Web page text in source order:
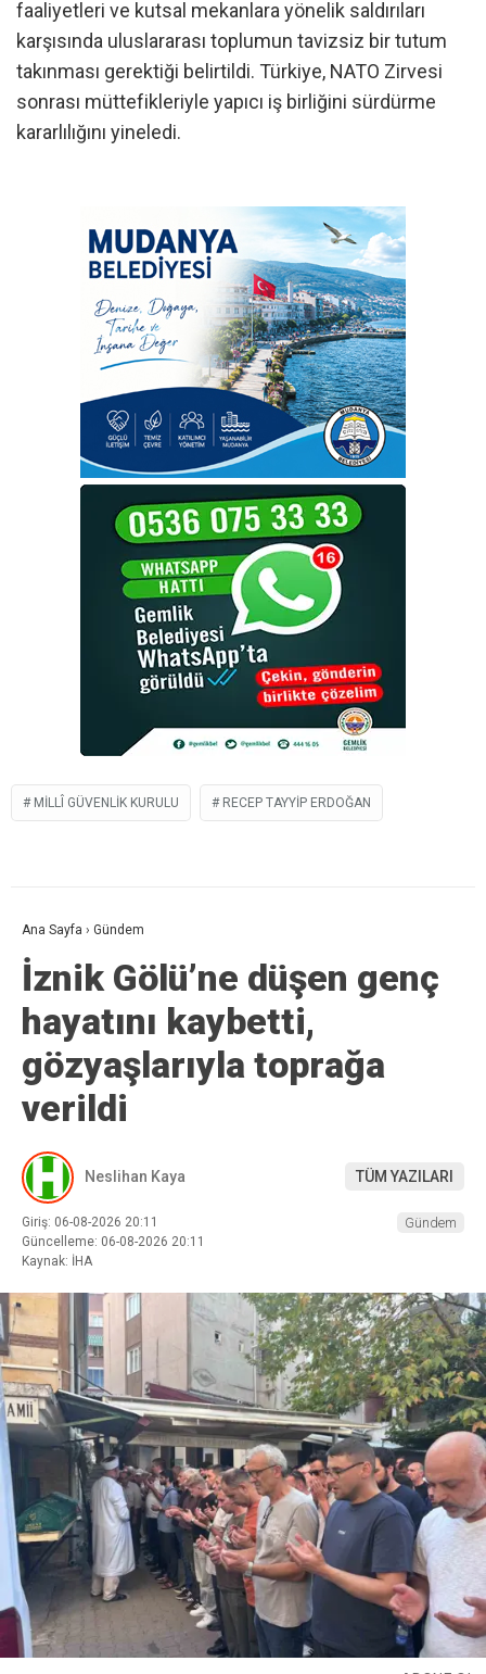
faaliyetleri ve kutsal mekanlara yönelik saldırıları
karşısında uluslararası toplumun tavizsiz bir tutum
takınması gerektiği belirtildi. Türkiye, NATO Zirvesi
sonrası müttefikleriyle yapıcı iş birliğini sürdürme
kararlılığını yineledi.
MILLÎ GÜVENLIK KURULU RECEP TAYYIP ERDOĞAN
Ana Sayfa › Gündem
İznik Gölü’ne düşen genç
hayatını kaybetti,
gözyaşlarıyla toprağa
verildi
Neslihan Kaya TÜM YAZILARI
Giriş: 06-08-2026 20:11
Güncelleme: 06-08-2026 20:11
Kaynak: İHA
Gündem